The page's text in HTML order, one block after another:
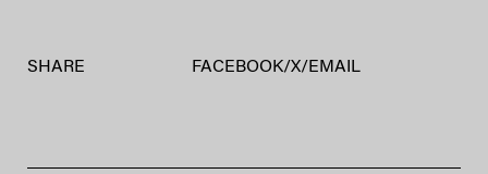
SHARE FACEBOOK/X/ EMAIL